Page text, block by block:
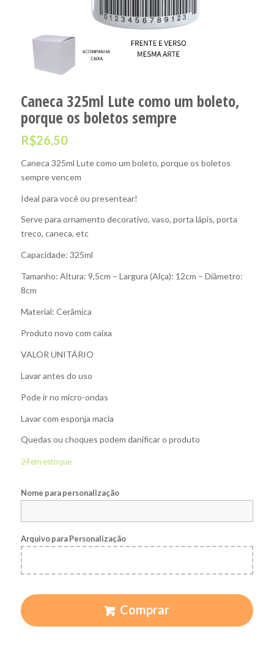
Caneca 325ml Lute como um boleto,
porque os boletos sempre
R$26,50
Caneca 325ml Lute como um boleto, porque os boletos
sempre vencem
Ideal para você ou presentear!
Serve para ornamento decorativo, vaso, porta lápis, porta
treco, caneca, etc
Capacidade: 325ml
Tamanho: Altura: 9,5cm – Largura (Alça): 12cm – Diâmetro:
8cm
Material: Cerâmica
Produto novo com caixa
VALOR UNITÁRIO
Lavar antes do uso
Pode ir no micro-ondas
Lavar com esponja macia
Quedas ou choques podem danificar o produto
24 em estoque
Nome para personalização
Arquivo para Personalização
Comprar